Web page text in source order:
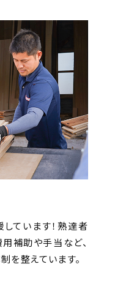
ています！熟達者
補助や手当など、
を整えています。